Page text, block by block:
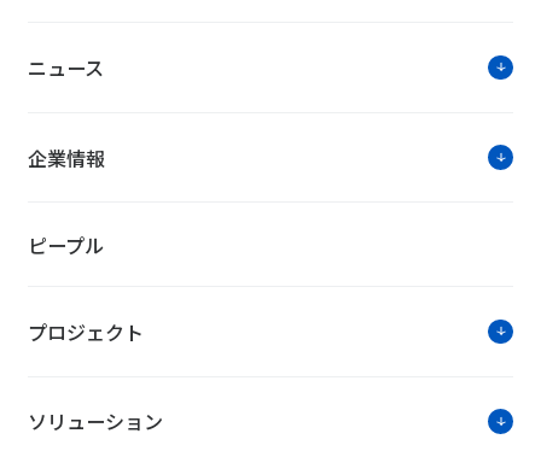
ニュース
企業情報
ピープル
プロジェクト
ソリューション